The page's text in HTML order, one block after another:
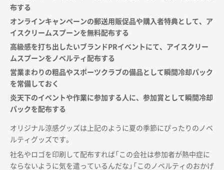
布する
オンラインキャンペーンの郵送用販促品や購入者特典として、ア
イスクリームスプーンを無料配布する
高級感を打ち出したいブランドPRイベントにて、アイスクリー
ムスプーンをノベルティ配布する
営業まわりの粗品やスポーツクラブの備品として瞬間冷却パック
を常備しておく
炎天下のイベントや作業に参加する人に、参加賞として瞬間冷却
パックを配布する
オリジナル涼感グッズは上記のように夏の季節にぴったりのノベ
ルティグッズです。
社名やロゴを印刷して配布すれば「この会社は参加者が熱中症に
ならないように気を遣っているんだな」「このノベルティのおかげ